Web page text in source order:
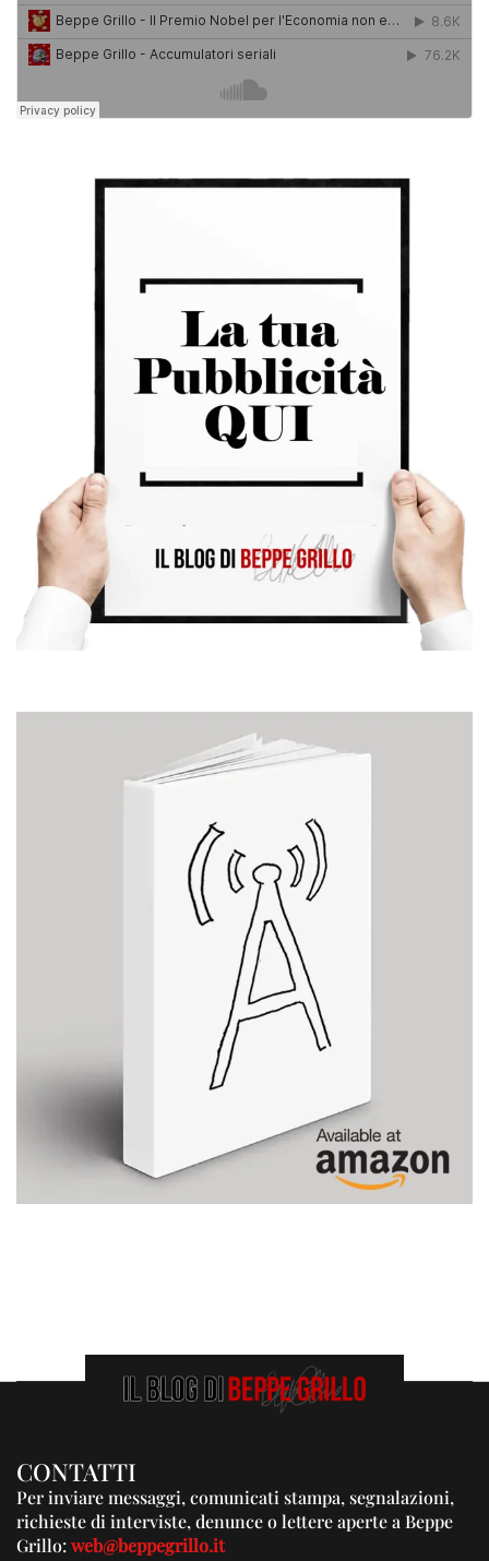
CONTATTI
Per inviare messaggi, comunicati stampa, segnalazioni,
richieste di interviste, denunce o lettere aperte a Beppe
Grillo:web@beppegrillo.it